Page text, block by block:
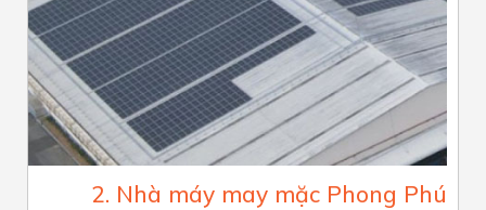
2. Nhà máy may mặc Phong Phú